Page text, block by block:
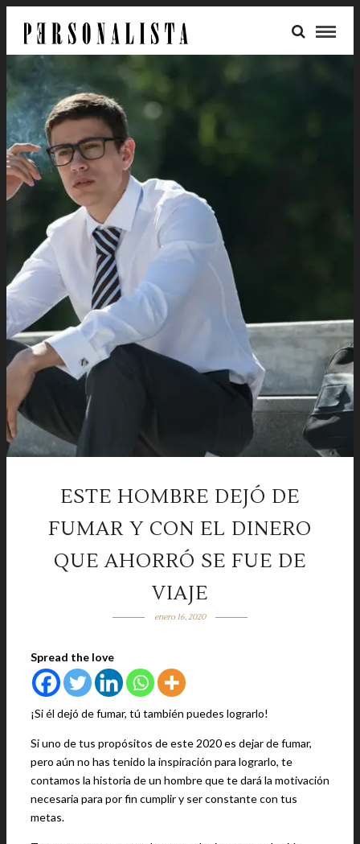
ESTE HOMBRE DEJÓ DE
FUMAR Y CON EL DINERO
QUE AHORRÓ SE FUE DE
VIAJE
enero 16, 2020
Spread the love
¡Si él dejó de fumar, tú también puedes lograrlo!
Si uno de tus propósitos de este 2020 es dejar de fumar,
pero aún no has tenido la inspiración para lograrlo, te
contamos la historia de un hombre que te dará la motivación
necesaria para por fin cumplir y ser constante con tus
metas.